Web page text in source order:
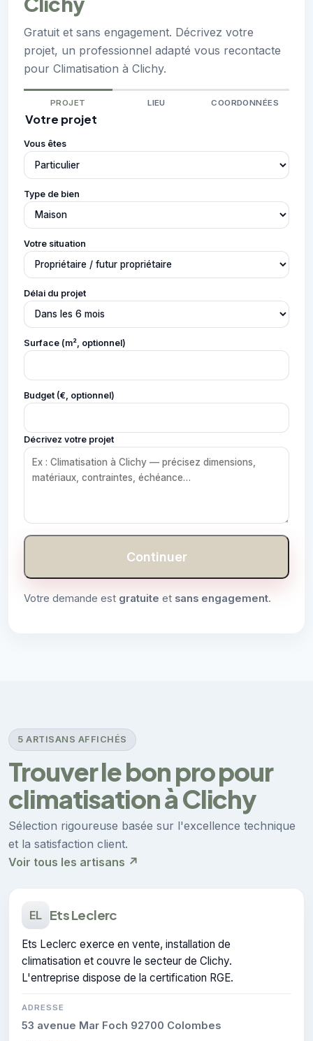
Gratuit et sans engagement. Décrivez votre
projet, un professionnel adapté vous recontacte
pour Climatisation à Clichy.
PROJET LIEU COORDONNÉES
Votre projet
Vous êtes
Type de bien
Votre situation
Délai du projet
Surface (m², optionnel)
Budget (€, optionnel)
Décrivez votre projet
Continuer
Votre demande est gratuite et sans engagement.
5 ARTISANS AFFICHÉS
Trouver le bon pro pour
climatisation à Clichy
Sélection rigoureuse basée sur l'excellence technique
et la satisfaction client.
Voir tous les artisans ↗
EL Ets Leclerc
Ets Leclerc exerce en vente, installation de
climatisation et couvre le secteur de Clichy.
L'entreprise dispose de la certification RGE.
ADRESSE
53 avenue Mar Foch 92700 Colombes